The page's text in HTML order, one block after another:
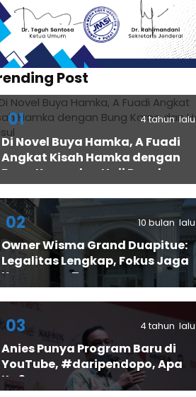
Post
01 4 tahun lalu
Di Novel Buya Hamka, A Fuadi
Angkat Kisah Hamka dengan
Bung Karno dan Haji Rasul
02 10 bulan lalu
Owner Wisma Grand Duapitue:
Legalitas Lengkap, Fokus Jaga
Keamanan Tamu
03 4 tahun lalu
Anies Punya Program Baru di
YouTube, #daripendopo, Apa
Itu?